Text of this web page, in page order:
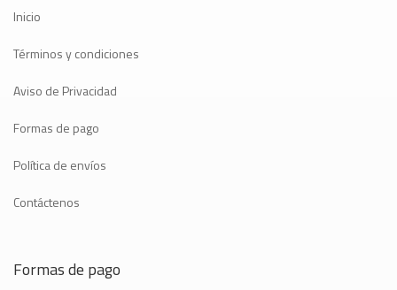
Inicio
Términos y condiciones
Aviso de Privacidad
Formas de pago
Política de envíos
Contáctenos
Formas de pago